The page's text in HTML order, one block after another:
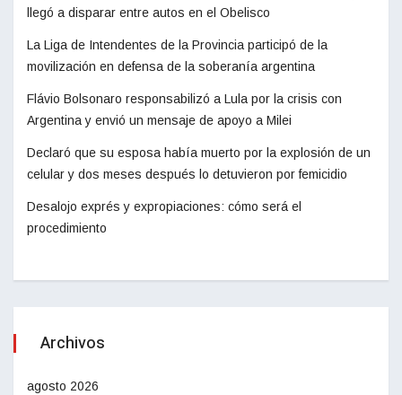
llegó a disparar entre autos en el Obelisco
La Liga de Intendentes de la Provincia participó de la
movilización en defensa de la soberanía argentina
Flávio Bolsonaro responsabilizó a Lula por la crisis con
Argentina y envió un mensaje de apoyo a Milei
Declaró que su esposa había muerto por la explosión de un
celular y dos meses después lo detuvieron por femicidio
Desalojo exprés y expropiaciones: cómo será el
procedimiento
Archivos
agosto 2026